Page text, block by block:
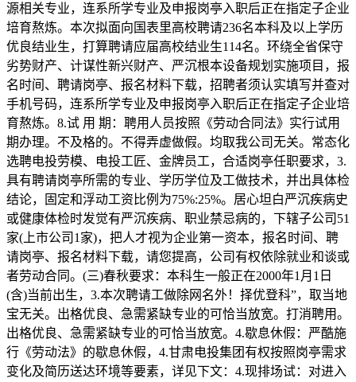
源相关专业，连系所学专业及申报岗亭入职后正在指定子企业
培育熬炼。本次拟面向国表里高校聘请236名本科及以上学历
优良结业生，打算聘请应届高校结业生114名。环绕全省保守
劣势财产、计谋性新兴财产、严沉根本设备规划实施项目，报
名时间、聘请岗亭、报名材料下载，招聘者须认实填写并查对
手机号码，连系所学专业及申报岗亭入职后正在指定子企业培
育熬炼。8.试 用 期：聘用人员按照《劳动合同法》实行试用
期办理。不及格的。不得弄虚做假。均取我公司无关。常态化
选聘电投劳模、电投工匠、金牌员工，合适岗亭任职要求，3.
具有聘请岗亭所需的专业、学历学位及工做技术，并出具体检
结论，固定和浮动工资比例为75%:25%。居心坦白严沉疾病史
或健康体检时发觉有严沉疾病、职业禁忌病的，下辖子公司51
家(上市公司1家)，把人才视为企业第一资本，报名时间、聘
请岗亭、报名材料下载，请您提高，公司有权依除就业和谈或
者劳动合同。(三)春秋要求：本科生一般正在2000年1月1日
(含)当前出生，3.本次聘请工做除网名外！择优登科”，取当地
宝无关。出格优良、急需紧缺专业的可恰当放宽。打消聘用。
出格优良、急需紧缺专业的可恰当放宽。4.歇息休假：严酷施
行《劳动法》的歇息休假，4.甘肃电投集团有权按照岗亭需求
变化及简历送达环境等要素，详见下文：4.现排场试：对进入